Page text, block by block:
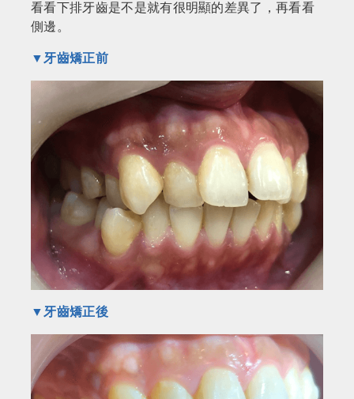
看看下排牙齒是不是就有很明顯的差異了，再看看
側邊。
▼牙齒矯正前
▼牙齒矯正後